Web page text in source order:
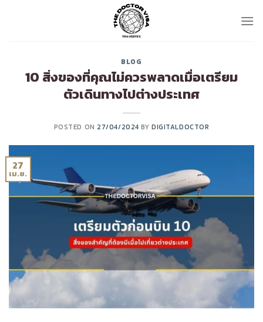
BLOG
10 สิ่งของที่คุณไม่ควรพลาดเมื่อเตรียม
ตัวเดินทางไปต่างประเทศ
POSTED ON 27/04/2024 BYDIGITALDOCTOR
27
เม.ย.